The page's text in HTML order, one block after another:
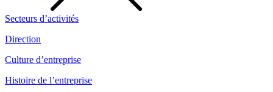
Secteurs d’activités
Direction
Culture d’entreprise
Histoire de l’entreprise